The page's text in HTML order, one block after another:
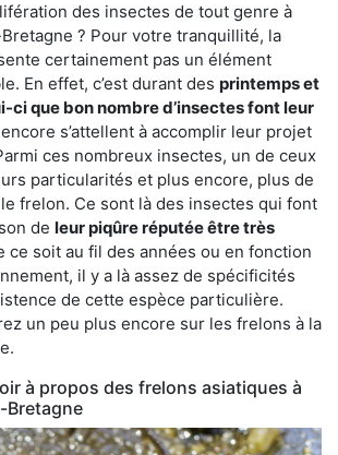
des insectes de tout genre à
? Pour votre tranquillité, la
certainement pas un élément
En effet, c’est durant des printemps et
ci que bon nombre d’insectes font leur
s’attellent à accomplir leur projet
ces nombreux insectes, un de ceux
particularités et plus encore, plus de
frelon. Ce sont là des insectes qui font
de leur piqûre réputée être très
ce soit au fil des années ou en fonction
il y a là assez de spécificités
de cette espèce particulière.
un peu plus encore sur les frelons à la
à propos des frelons asiatiques à
Bretagne